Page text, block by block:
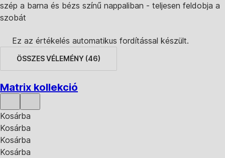
szép a barna és bézs színű nappaliban - teljesen feldobja a
szobát
Ez az értékelés automatikus fordítással készült.
ÖSSZES VÉLEMÉNY (46)
Matrix kollekció
Kosárba
Kosárba
Kosárba
Kosárba